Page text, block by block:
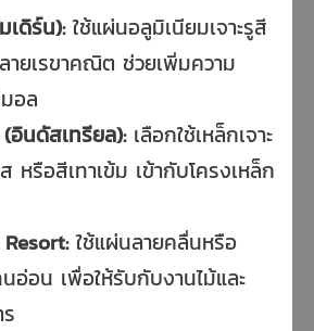
เดิร์น):ใช้แผ่นอลูมิเนียมเจาะรูสี
ายเรขาคณิต ช่วยเพิ่มความ
อล
อินดัสเทรียล):เลือกใช้เหล็กเจาะ
หรือสีเทาเข้ม เข้ากับโครงเหล็ก
ใช้แผ่นลายคลื่นหรือ
อ่อน เพื่อให้รับกับงานไม้และ